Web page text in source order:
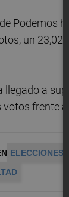
Podemos
un
llegado a
votos frente
ELECCIONES